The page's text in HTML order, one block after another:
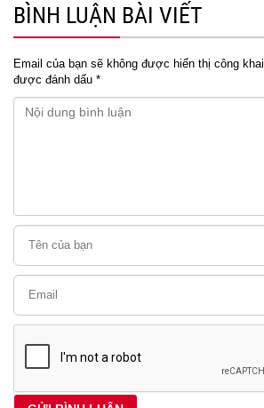
BÌNH LUẬN BÀI VIẾT
Email của bạn sẽ không được hiển thị công khai.
được đánh dấu *